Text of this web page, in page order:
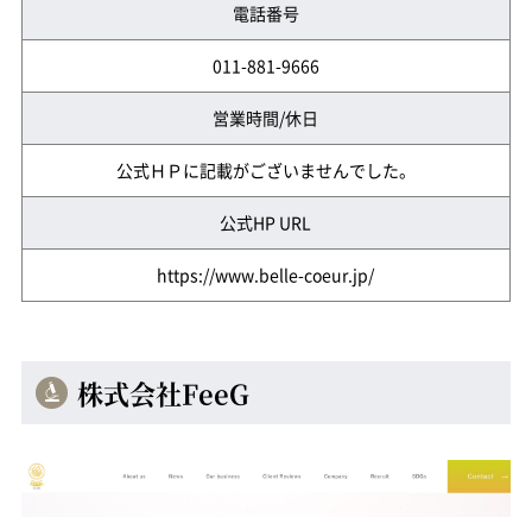
電話番号
011-881-9666
営業時間/休日
公式ＨＰに記載がございませんでした。
公式HP URL
https://www.belle-coeur.jp/
株式会社FeeG